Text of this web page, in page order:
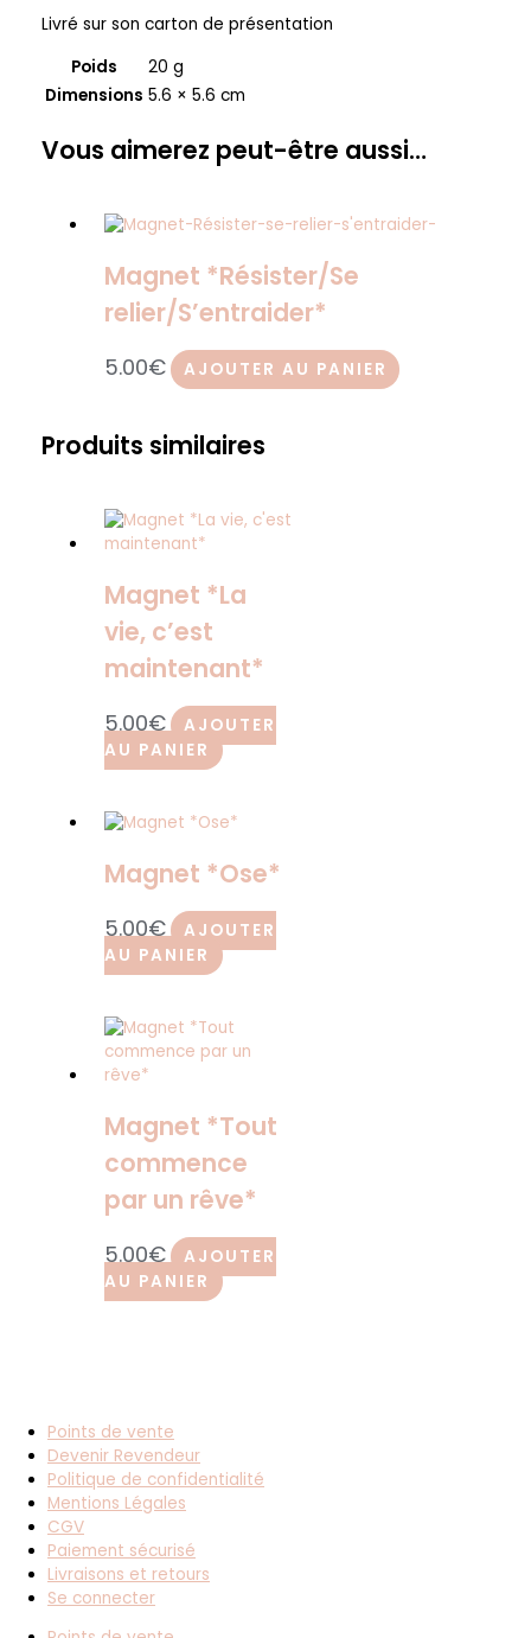
Livré sur son carton de présentation
Poids
20 g
Dimensions 5.6 × 5.6 cm
Vous aimerez peut-être aussi…
Magnet *Résister/Se
relier/S’entraider*
5.00€ AJOUTER AU PANIER
Produits similaires
Magnet *La
vie, c’est
maintenant*
5.00€
AJOUTER
AU PANIER
Magnet *Ose*
5.00€
AJOUTER
AU PANIER
Magnet *Tout
commence
par un rêve*
5.00€
AJOUTER
AU PANIER
Points de vente
Devenir Revendeur
Politique de confidentialité
Mentions Légales
CGV
Paiement sécurisé
Livraisons et retours
Se connecter